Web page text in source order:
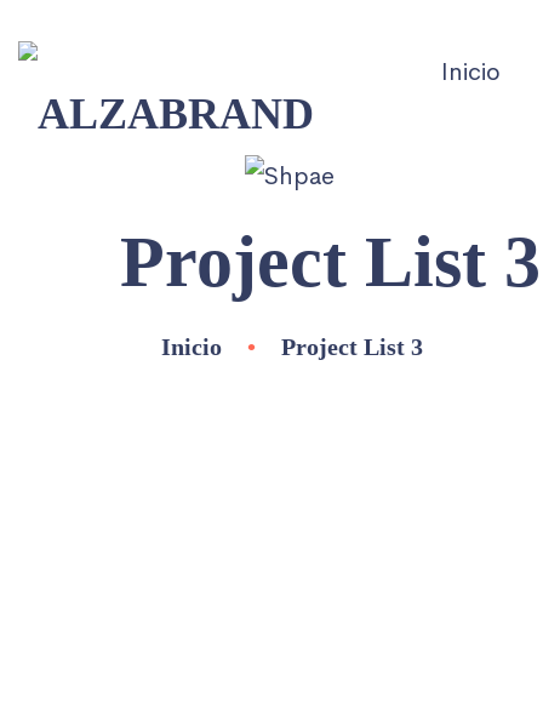
Inicio
Project List 3
Inicio • Project List 3